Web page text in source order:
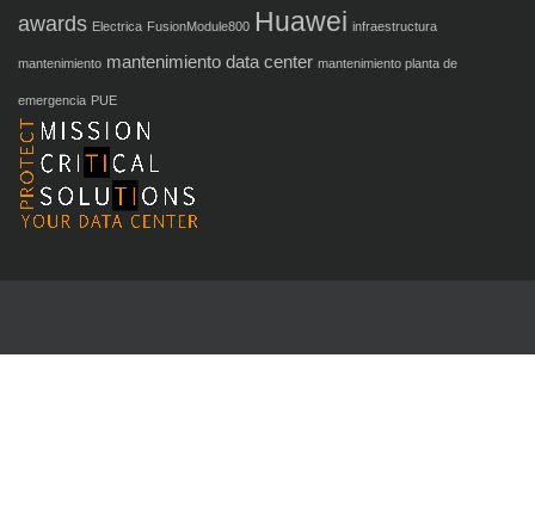
awards Electrica FusionModule800 Huawei infraestructura
mantenimiento mantenimiento data center mantenimiento planta de
emergencia PUE